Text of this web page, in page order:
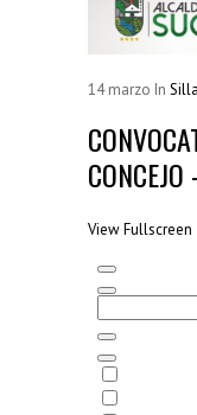
14 marzo In
View Fullscreen
del
PDF